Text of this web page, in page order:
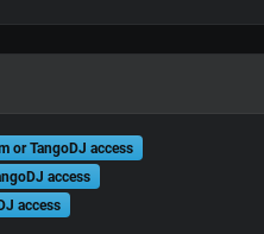
or TangoDJ access
access
access